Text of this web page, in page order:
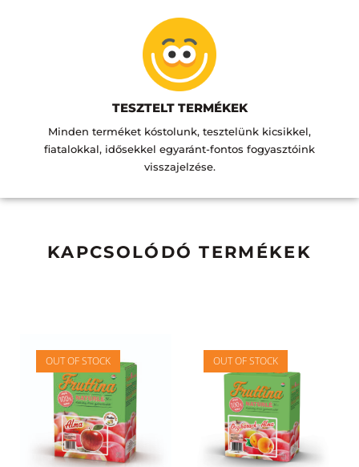
TESZTELT TERMÉKEK
Minden terméket kóstolunk, tesztelünk kicsikkel,
fiatalokkal, idősekkel egyaránt-fontos fogyasztóink
visszajelzése.
KAPCSOLÓDÓ TERMÉKEK
OUT OF STOCK OUT OF STOCK